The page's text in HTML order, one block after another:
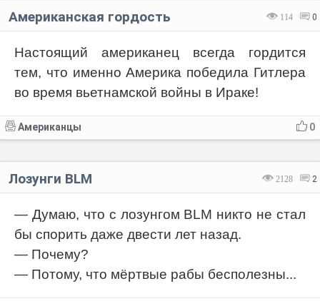
114 0
Американская гордость
Настоящий американец всегда гордится
тем, что именно Америка победила Гитлера
во время вьетнамской войны в Ираке!
0
Американцы
2128 2
Лозунги BLM
— Думаю, что с лозунгом BLM никто не стал
бы спорить даже двести лет назад.
— Почему?
— Потому, что мёртвые рабы бесполезны...